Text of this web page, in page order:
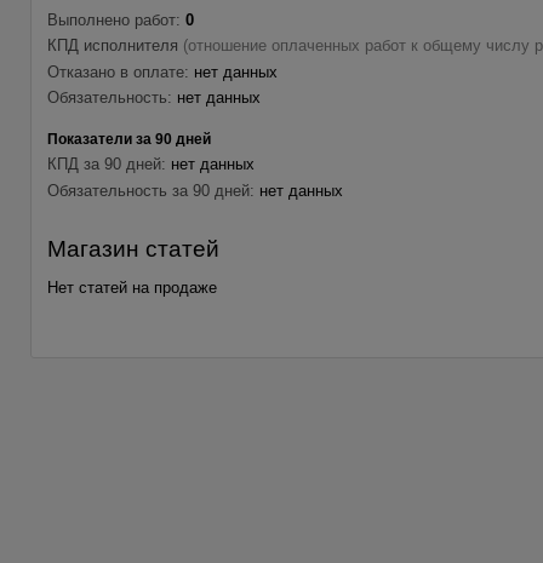
Выполнено работ: 0
КПД исполнителя (отношение оплаченных работ к общему числу
Отказано в оплате: нет данных
Обязательность: нет данных
Показатели за 90 дней
КПД за 90 дней: нет данных
Обязательность за 90 дней: нет данных
Магазин статей
Нет статей на продаже